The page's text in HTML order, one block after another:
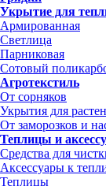
Укрытие для
Армированная
Светлица
Парниковая
Сотовый
Агротекстиль
От сорняков
Укрытия для
От заморозков и
Теплицы и
Средства для
Аксессуары к
Теплицы